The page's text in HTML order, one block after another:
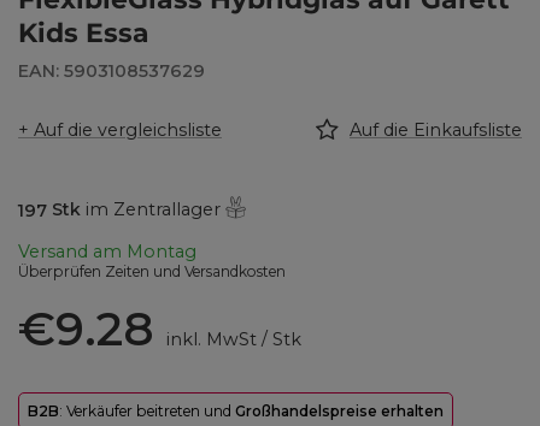
Kids Essa
EAN: 5903108537629
+ Auf die vergleichsliste Auf die Einkaufsliste
197 Stk im Zentrallager
Versand am Montag
Überprüfen Zeiten und Versandkosten
€9.28 inkl. MwSt/ Stk
B2B: Verkäufer beitreten und Großhandelspreise erhalten